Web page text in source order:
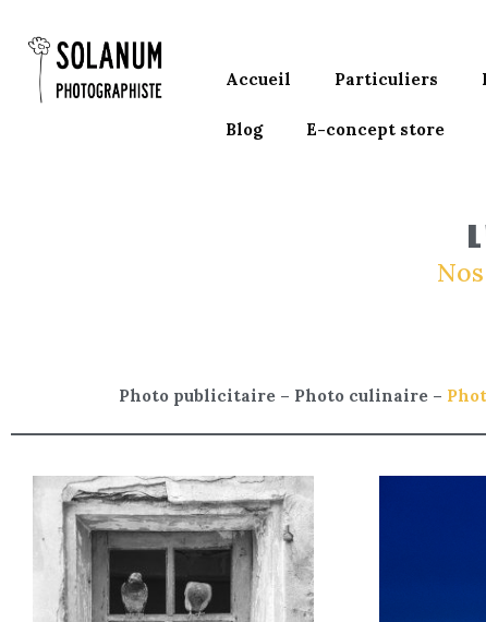
Accueil Particuliers
Blog E-concept store
Photo publicitaire – Photo culinaire –